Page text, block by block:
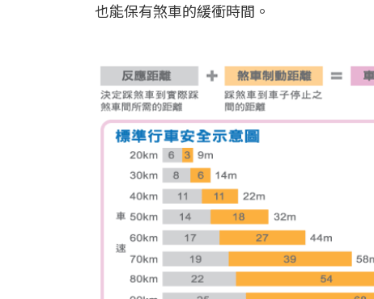
也能保有煞車的緩衝時間。